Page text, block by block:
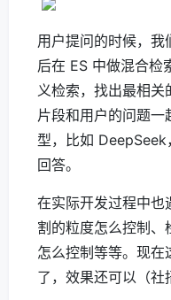
用户提问的时候，
后在 ES 中做混合检
义检索，找出最相
片段和用户的问题
型，比如
回答。
在实际开发过程中也
割的粒度怎么控制
怎么控制等等。现在
了，效果还可以（社